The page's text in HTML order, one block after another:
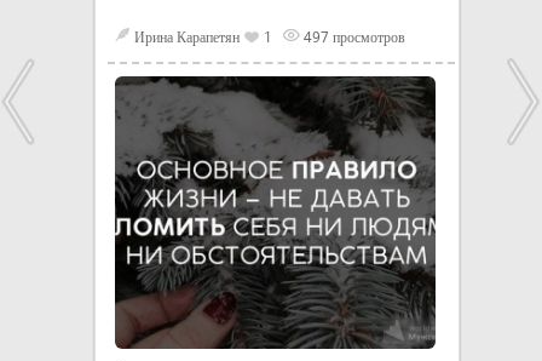
Ирина Карапетян 1 497 просмотров